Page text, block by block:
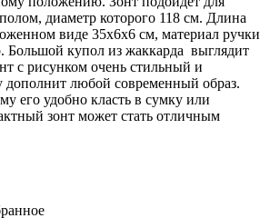
диаметр которого 118 см. Длина
виде 35х6х6 см, материал ручки
Большой купол из жаккарда выглядит
с рисунком очень стильный и
дополнит любой современный образ.
его удобно класть в сумку или
зонт может стать отличным